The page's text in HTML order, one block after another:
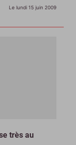
Le lundi 15 juin 2009
très au